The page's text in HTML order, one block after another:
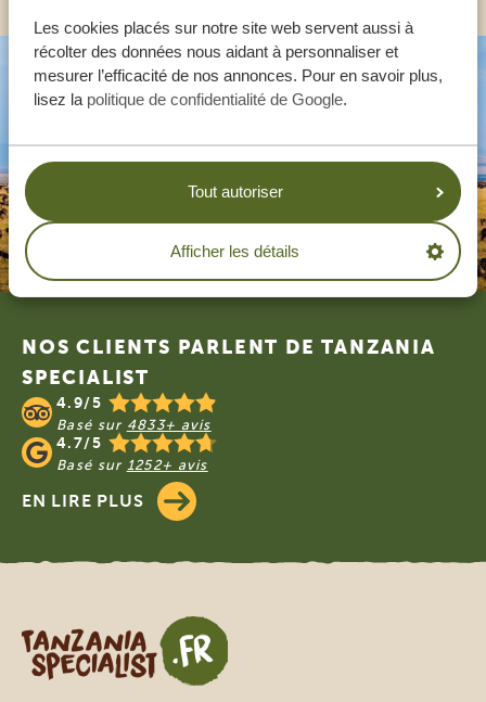
Les cookies placés sur notre site web servent aussi à
récolter des données nous aidant à personnaliser et
mesurer l’efficacité de nos annonces. Pour en savoir plus,
lisez la politique de confidentialité de Google.
Tout autoriser
Afficher les détails
Footer
NOS CLIENTS PARLENT DE TANZANIA
SPECIALIST
4.9/5
Basé sur 4833+ avis
4.7/5
Basé sur 1252+ avis
EN LIRE PLUS
Tanzania Specialist